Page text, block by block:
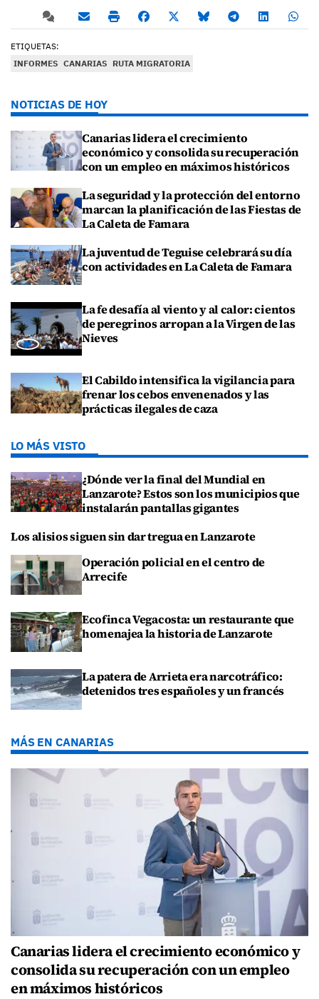
ETIQUETAS:
INFORMES CANARIAS RUTA MIGRATORIA
NOTICIAS DE HOY
Canarias lidera el crecimiento
económico y consolida su recuperación
con un empleo en máximos históricos
La seguridad y la protección del entorno
marcan la planificación de las Fiestas de
La Caleta de Famara
La juventud de Teguise celebrará su día
con actividades en La Caleta de Famara
La fe desafía al viento y al calor: cientos
de peregrinos arropan a la Virgen de las
Nieves
El Cabildo intensifica la vigilancia para
frenar los cebos envenenados y las
prácticas ilegales de caza
LO MÁS VISTO
¿Dónde ver la final del Mundial en
Lanzarote? Estos son los municipios que
instalarán pantallas gigantes
Los alisios siguen sin dar tregua en Lanzarote
Operación policial en el centro de
Arrecife
Ecofinca Vegacosta: un restaurante que
homenajea la historia de Lanzarote
La patera de Arrieta era narcotráfico:
detenidos tres españoles y un francés
MÁS EN CANARIAS
Canarias lidera el crecimiento económico y
consolida su recuperación con un empleo
en máximos históricos